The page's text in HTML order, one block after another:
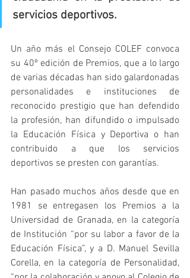
servicios deportivos.
Un año más el Consejo COLEF convoca
su 40º edición de Premios, que a lo largo
de varias décadas han sido galardonadas
personalidades e instituciones de
reconocido prestigio que han defendido
la profesión, han difundido o impulsado
la Educación Física y Deportiva o han
contribuido a que los servicios
deportivos se presten con garantías.
Han pasado muchos años desde que en
1981 se entregasen los Premios a la
Universidad de Granada, en la categoría
de Institución “por su labor a favor de la
Educación Física”, y a D. Manuel Sevilla
Corella, en la categoría de Personalidad,